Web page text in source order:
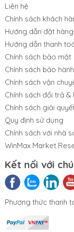
Tải tài liệu
Brochure
Manual
Liên hệ
Chính sách khách
Hướng dẫn đặt hàng
Hướng dẫn thanh
Chính sách bảo mật
Chính sách bảo hành
Chính sách vận
Chính sách đổi trả &
Chính sách giải
Quy định sử dụng
Chính sách với nhà
WinMax Market
Kết nối với
Phương thức thanh